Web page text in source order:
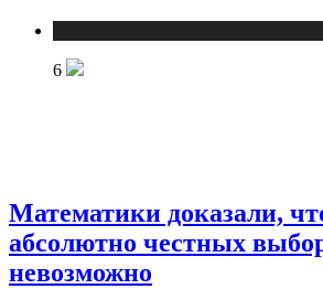
6
Математики доказали,
абсолютно честных
невозможно